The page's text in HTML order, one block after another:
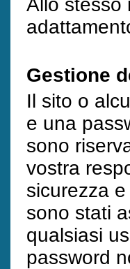
Allo stesso
Gestione
Il sito o
e una
sono
vostra
sicurezza
sono stati
qualsiasi
password